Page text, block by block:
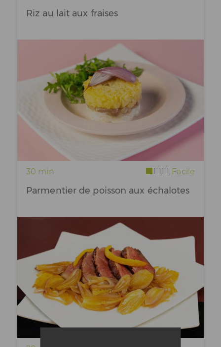
Riz au lait aux fraises
30 min Facile
Parmentier de poisson aux échalotes